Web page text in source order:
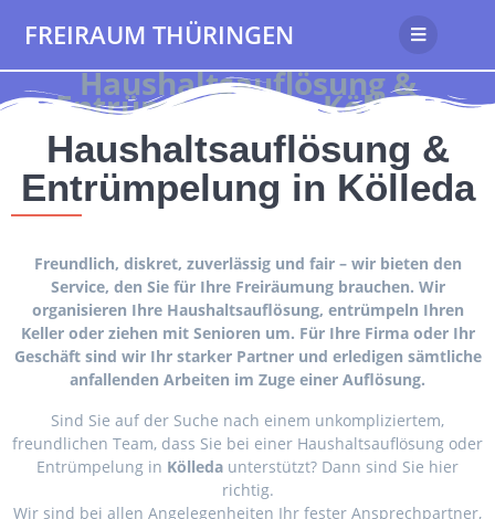
FREIRAUM THÜRINGEN
Haushaltsauflösung &
Entrümpelung in Kölleda
Haushaltsauflösung &
Entrümpelung in Kölleda
Freundlich, diskret, zuverlässig und fair – wir bieten den
Service, den Sie für Ihre Freiräumung brauchen. Wir
organisieren Ihre Haushaltsauflösung, entrümpeln Ihren
Keller oder ziehen mit Senioren um. Für Ihre Firma oder Ihr
Geschäft sind wir Ihr starker Partner und erledigen sämtliche
anfallenden Arbeiten im Zuge einer Auflösung.
Sind Sie auf der Suche nach einem unkompliziertem,
freundlichen Team, dass Sie bei einer Haushaltsauflösung oder
Entrümpelung in Kölleda unterstützt? Dann sind Sie hier
richtig.
Wir sind bei allen Angelegenheiten Ihr fester Ansprechpartner,